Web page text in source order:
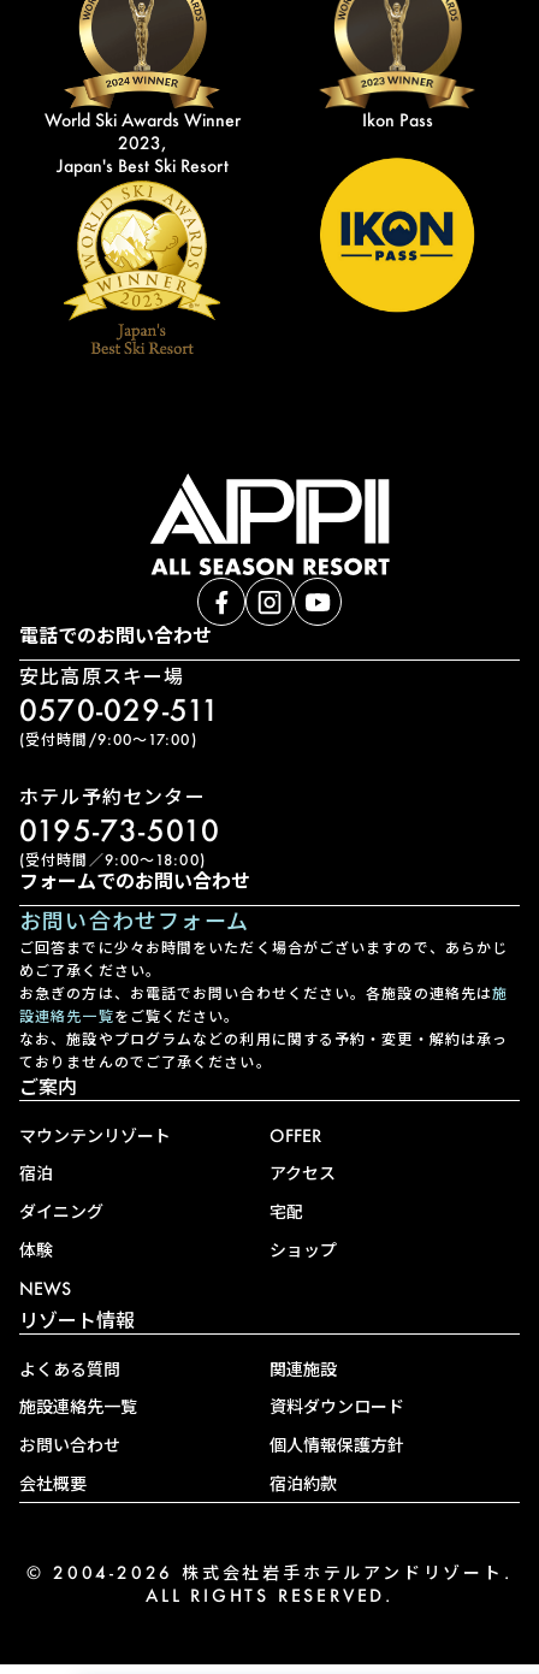
World Ski Awards Winner
2023,
Japan's Best Ski Resort
Ikon Pass
電話でのお問い合わせ
安比高原スキー場
0570-029-511
(受付時間/9:00〜17:00)
ホテル予約センター
0195-73-5010
(受付時間／9:00〜18:00)
フォームでのお問い合わせ
お問い合わせフォーム
ご回答までに少々お時間をいただく場合がございますので、あらかじ
めご了承ください。
お急ぎの方は、お電話でお問い合わせください。各施設の連絡先は施
設連絡先一覧をご覧ください。
なお、施設やプログラムなどの利用に関する予約・変更・解約は承っ
ておりませんのでご了承ください。
ご案内
マウンテンリゾート
宿泊
ダイニング
体験
NEWS
OFFER
アクセス
宅配
ショップ
リゾート情報
よくある質問
施設連絡先一覧
お問い合わせ
会社概要
関連施設
資料ダウンロード
個人情報保護方針
宿泊約款
© 2004-2026 株式会社岩手ホテルアンドリゾート.
ALL RIGHTS RESERVED.